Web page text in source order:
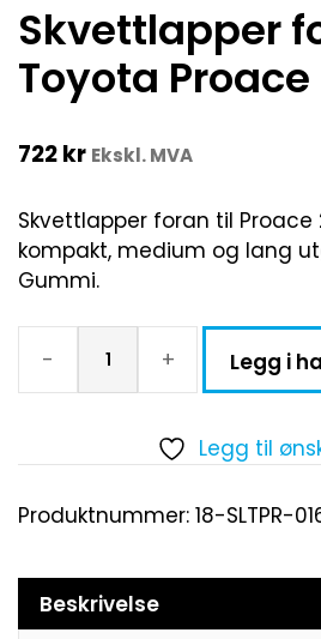
Skvettlapper
Toyota Proace
722kr Ekskl. MVA
Skvettlapper foran til Proace
kompakt, medium og lang
Gummi.
- + Legg i
Legg til
Produktnummer: 18-SLTPR-
Beskrivelse